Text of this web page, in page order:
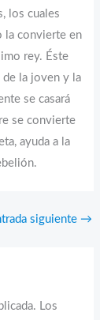
los cuales
la convierte en
rey. Éste
de la joven y la
se casará
se convierte
ayuda a la
siguiente →
Los